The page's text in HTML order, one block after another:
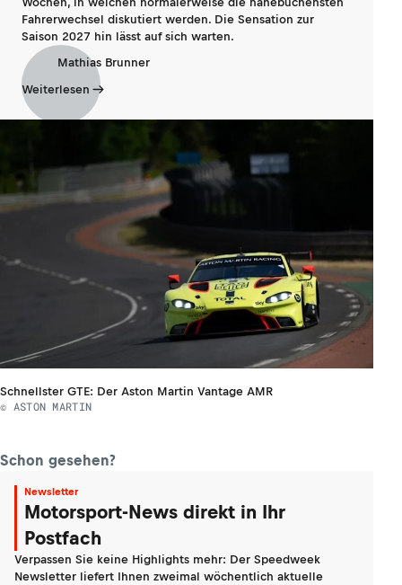
Fahrerwechsel diskutiert werden. Die Sensation zur
Saison 2027 hin lässt auf sich warten.
Mathias Brunner
Weiterlesen
Schnellster GTE: Der Aston Martin Vantage AMR
© ASTON MARTIN
Schon gesehen?
Newsletter
Motorsport-News direkt in Ihr
Postfach
Verpassen Sie keine Highlights mehr: Der Speedweek
Newsletter liefert Ihnen zweimal wöchentlich aktuelle